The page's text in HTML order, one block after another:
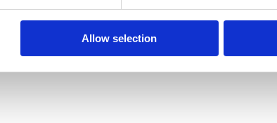
Allow selection